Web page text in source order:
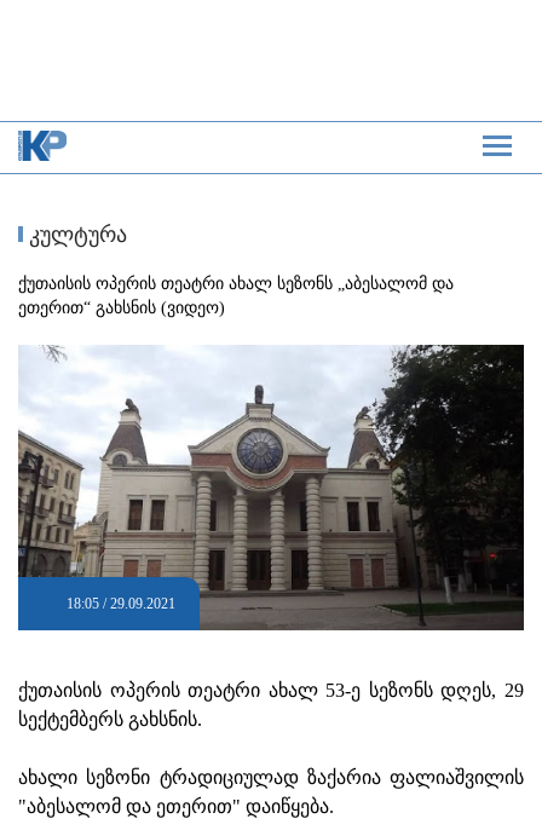
კულტურა
ქუთაისის ოპერის თეატრი ახალ სეზონს „აბესალომ და
ეთერით“ გახსნის (ვიდეო)
18:05 / 29.09.2021
ქუთაისის ოპერის თეატრი ახალ 53-ე სეზონს დღეს, 29
სექტემბერს გახსნის.
ახალი სეზონი ტრადიციულად ზაქარია ფალიაშვილის
"აბესალომ და ეთერით" დაიწყება.